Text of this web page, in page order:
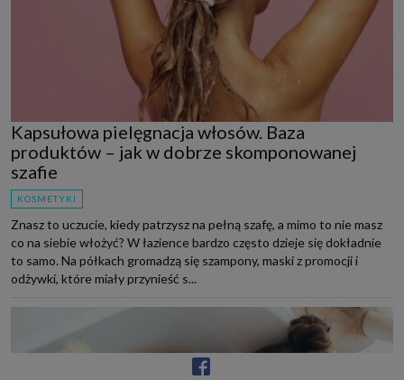
Kapsułowa pielęgnacja włosów. Baza
produktów – jak w dobrze skomponowanej
szafie
KOSMETYKI
Znasz to uczucie, kiedy patrzysz na pełną szafę, a mimo to nie masz
co na siebie włożyć? W łazience bardzo często dzieje się dokładnie
to samo. Na półkach gromadzą się szampony, maski z promocji i
odżywki, które miały przynieść s...